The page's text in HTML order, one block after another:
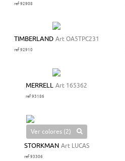
ref 92908
TIMBERLAND Art OA5TPC231
ref 92910
MERRELL Art 165362
ref 93186
Ver colores (2)
STORKMAN Art LUCAS
ref 93306